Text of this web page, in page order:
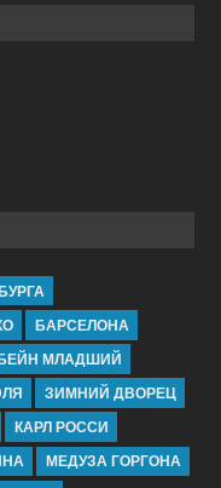
БАРСЕЛОНА
МЛАДШИЙ
ЗИМНИЙ ДВОРЕЦ
КАРЛ РОССИ
МЕДУЗА ГОРГОНА